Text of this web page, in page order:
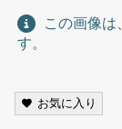
この画像は、
す。
お気に入り